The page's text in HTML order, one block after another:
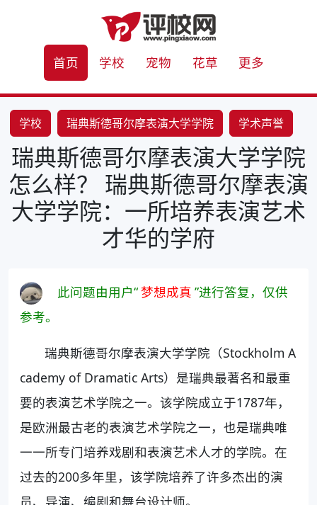
首页 学校 宠物 花草 更多
学校 瑞典斯德哥尔摩表演大学学院
学术声誉
教学质量
实践教学 合作关系 学习资源
瑞典斯德哥尔摩表演大学学院
怎么样？ 瑞典斯德哥尔摩表演
大学学院：一所培养表演艺术
才华的学府
此问题由用户“梦想成真 ”进行答复，仅供
参考。
瑞典斯德哥尔摩表演大学学院（Stockholm A
cademy of Dramatic Arts）是瑞典最著名和最重
要的表演艺术学院之一。该学院成立于1787年，
是欧洲最古老的表演艺术学院之一，也是瑞典唯
一一所专门培养戏剧和表演艺术人才的学院。在
过去的200多年里，该学院培养了许多杰出的演
员、导演、编剧和舞台设计师。